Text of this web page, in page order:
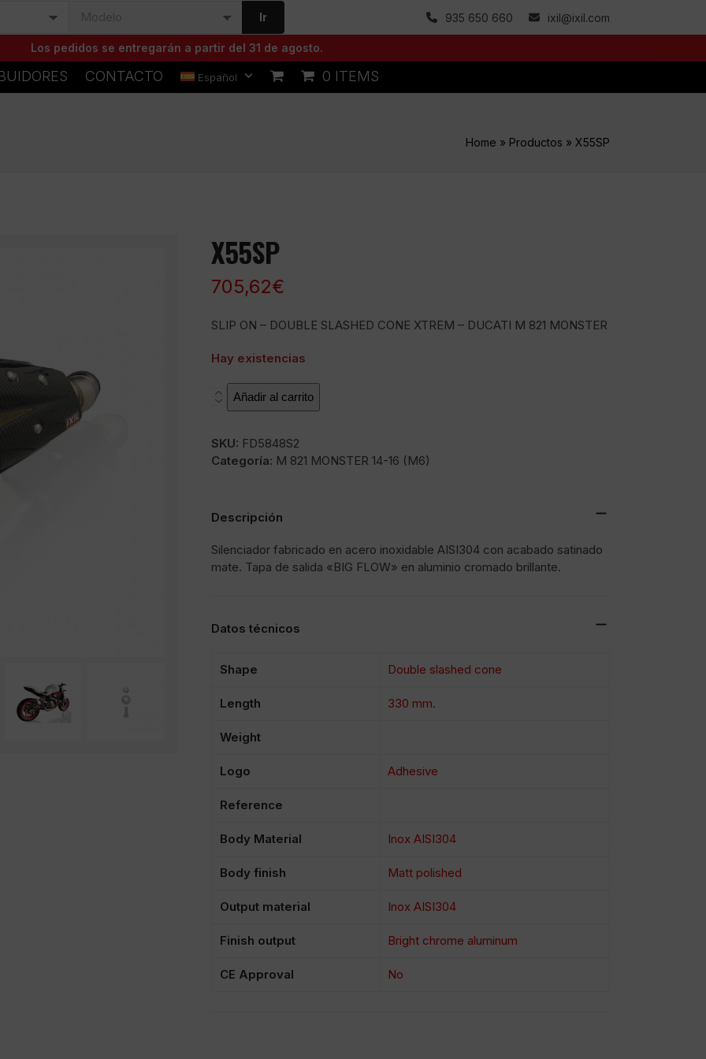
Ir 935 650 660 ixil@ixil.com
Los pedidos se entregarán a partir del 31 de agosto.
CONTACTO Español 0 ITEMS
Home » Productos » X55SP
X55SP
705,62€
SLIP ON – DOUBLE SLASHED CONE XTREM – DUCATI M 821 MONSTER
Hay existencias
X55SP
cantidad
Añadir al carrito
SKU: FD5848S2
Categoría: M 821 MONSTER 14-16 (M6)
Descripción
Silenciador fabricado en acero inoxidable AISI304 con acabado satinado
mate. Tapa de salida «BIG FLOW» en aluminio cromado brillante.
Datos técnicos
Shape Double slashed cone
Length 330 mm.
Weight
Logo Adhesive
Reference
Body Material Inox AISI304
Body finish Matt polished
Output material Inox AISI304
Finish output Bright chrome aluminum
CE Approval No